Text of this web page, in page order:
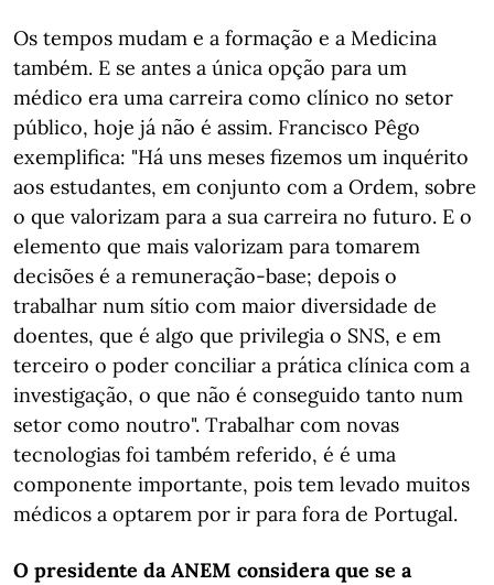
Os tempos mudam e a formação e a Medicina
também. E se antes a única opção para um
médico era uma carreira como clínico no setor
público, hoje já não é assim. Francisco Pêgo
exemplifica: "Há uns meses fizemos um inquérito
aos estudantes, em conjunto com a Ordem, sobre
o que valorizam para a sua carreira no futuro. E o
elemento que mais valorizam para tomarem
decisões é a remuneração-base; depois o
trabalhar num sítio com maior diversidade de
doentes, que é algo que privilegia o SNS, e em
terceiro o poder conciliar a prática clínica com a
investigação, o que não é conseguido tanto num
setor como noutro". Trabalhar com novas
tecnologias foi também referido, é é uma
componente importante, pois tem levado muitos
médicos a optarem por ir para fora de Portugal.
O presidente da ANEM considera que se a